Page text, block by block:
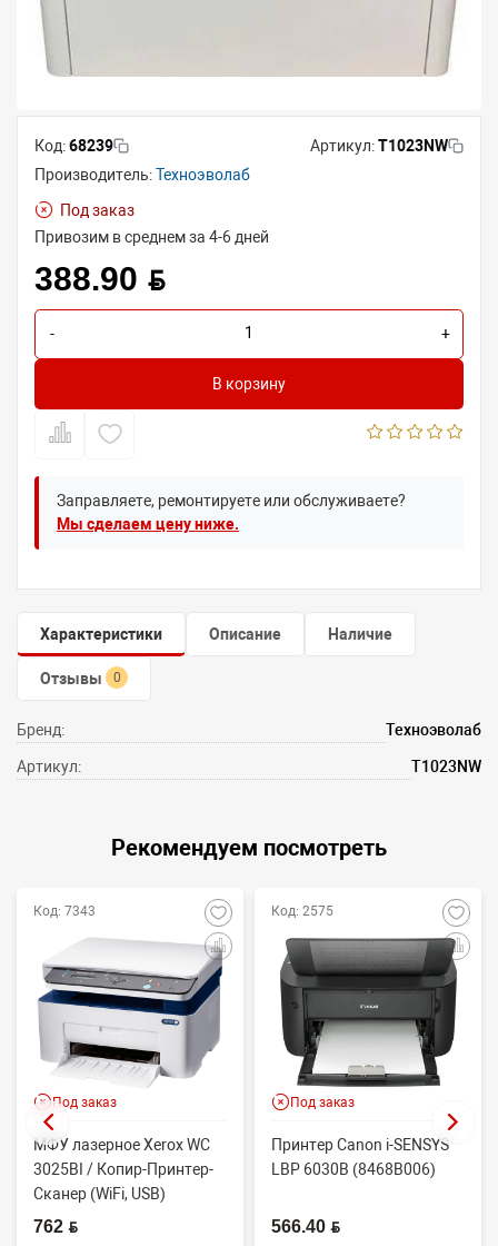
Код:68239 Артикул:T1023NW
Производитель:Техноэволаб
Под заказ
Привозим в среднем за 4-6 дней
388.90 BYN
- +
В корзину
Заправляете, ремонтируете или обслуживаете?
Мы сделаем цену ниже.
Характеристики Описание Наличие
Отзывы 0
Бренд: Техноэволаб
Артикул: T1023NW
Рекомендуем посмотреть
Код: 7343
Под заказ
МФУ лазерное Xerox WC
3025BI / Копир-Принтер-
Сканер (WiFi, USB)
762 BYN
Код: 2575
Под заказ
Принтер Canon i-SENSYS
LBP 6030B (8468B006)
566.40 BYN